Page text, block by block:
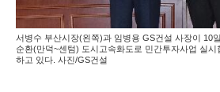
서병수 부산시장(왼쪽)과 임병용 GS건설 사장이 10
순환(만덕~센텀) 도시고속화도로 민간투자사업 실
하고 있다. 사진/GS건설